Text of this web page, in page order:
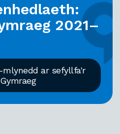
2021–
mlynedd ar sefyllfa'r
Gymraeg